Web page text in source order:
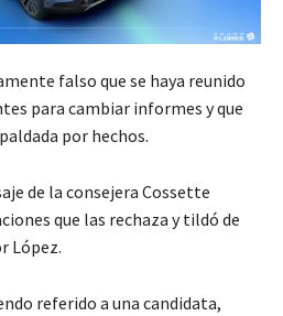
falso que se haya reunido
para cambiar informes y que
por hechos.
de la consejera Cossette
que las rechaza y tildó de
López.
referido a una candidata,